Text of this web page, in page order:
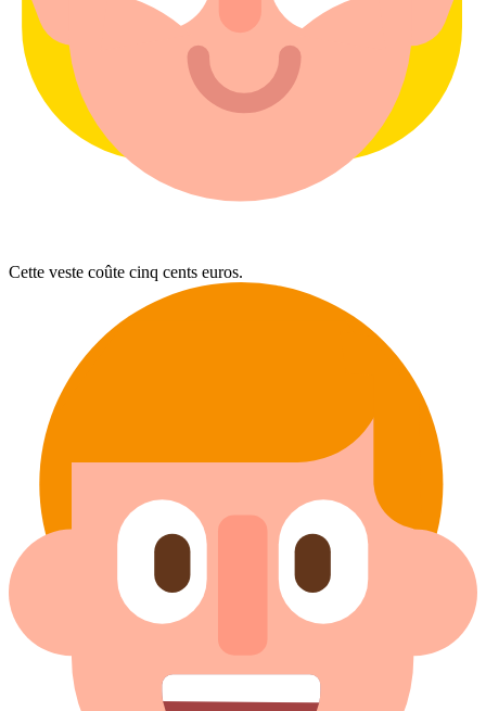
Cette veste coûte cinq cents euros.